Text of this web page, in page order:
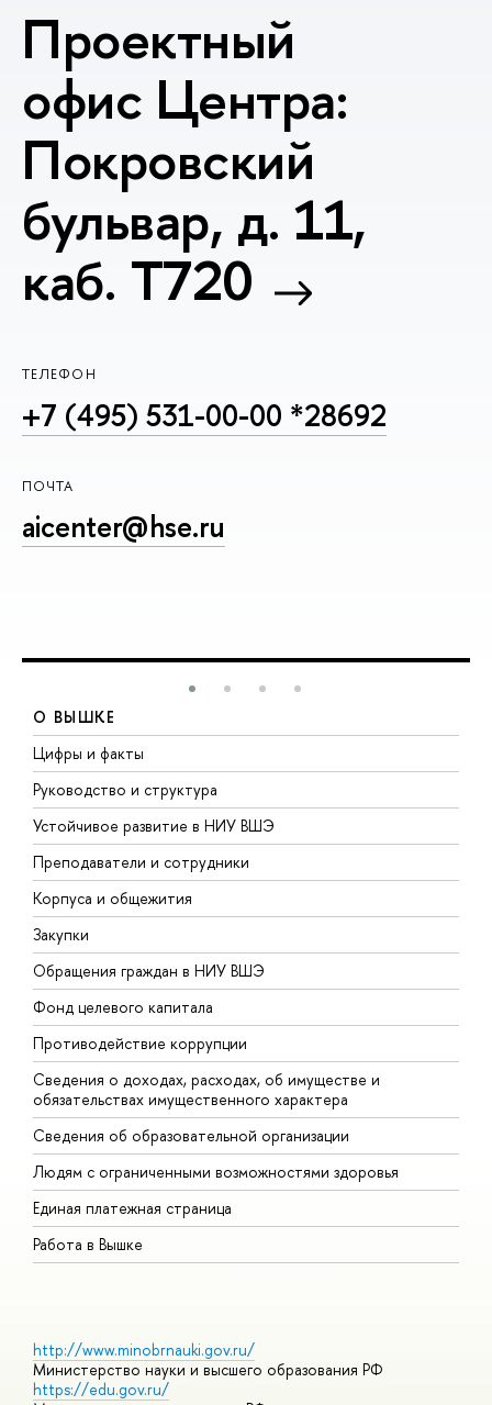
Проектный
офис Центра:
Покровский
бульвар, д. 11,
каб. T720
ТЕЛЕФОН
+7 (495) 531-00-00 *28692
ПОЧТА
aicenter@hse.ru
О ВЫШКЕ
Цифры и факты
Руководство и структура
Устойчивое развитие в НИУ ВШЭ
Преподаватели и сотрудники
Корпуса и общежития
Закупки
Обращения граждан в НИУ ВШЭ
Фонд целевого капитала
Противодействие коррупции
Сведения о доходах, расходах, об имуществе и
обязательствах имущественного характера
Сведения об образовательной организации
Людям с ограниченными возможностями здоровья
Единая платежная страница
Работа в Вышке
http://www.minobrnauki.gov.ru/
Министерство науки и высшего образования РФ
https://edu.gov.ru/